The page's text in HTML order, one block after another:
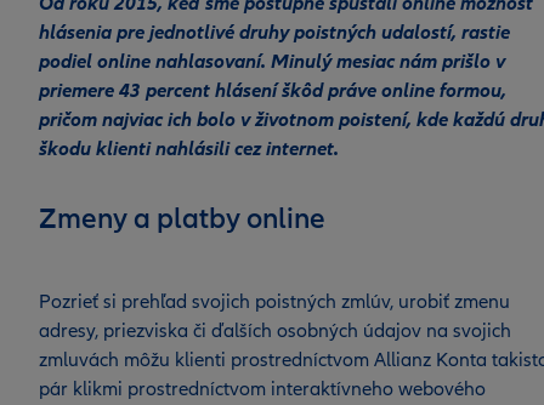
hlásenia pre jednotlivé druhy poistných udalostí, rastie
podiel online nahlasovaní. Minulý mesiac nám prišlo v
priemere 43 percent hlásení škôd práve online formou,
pričom najviac ich bolo v životnom poistení, kde každú
škodu klienti nahlásili cez internet.
Zmeny a platby online
Pozrieť si prehľad svojich poistných zmlúv, urobiť zmenu
adresy, priezviska či ďalších osobných údajov na svojich
zmluvách môžu klienti prostredníctvom Allianz Konta
pár klikmi prostredníctvom interaktívneho webového